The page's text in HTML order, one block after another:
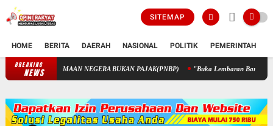
SITEMAP
HOME BERITA DAERAH NASIONAL POLITIK PEMERINTAH
BREAKING
NEWS PENGELOLAAN KEUANGAN STIK MELALUI PENERIMAAN